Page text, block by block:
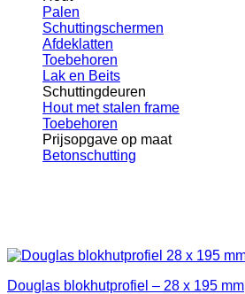
Palen
Schuttingschermen
Afdeklatten
Toebehoren
Lak en Beits
Schuttingdeuren
Hout met stalen frame
Toebehoren
Prijsopgave op maat
Betonschutting
Douglas blokhutprofiel – 28 x 195 mm